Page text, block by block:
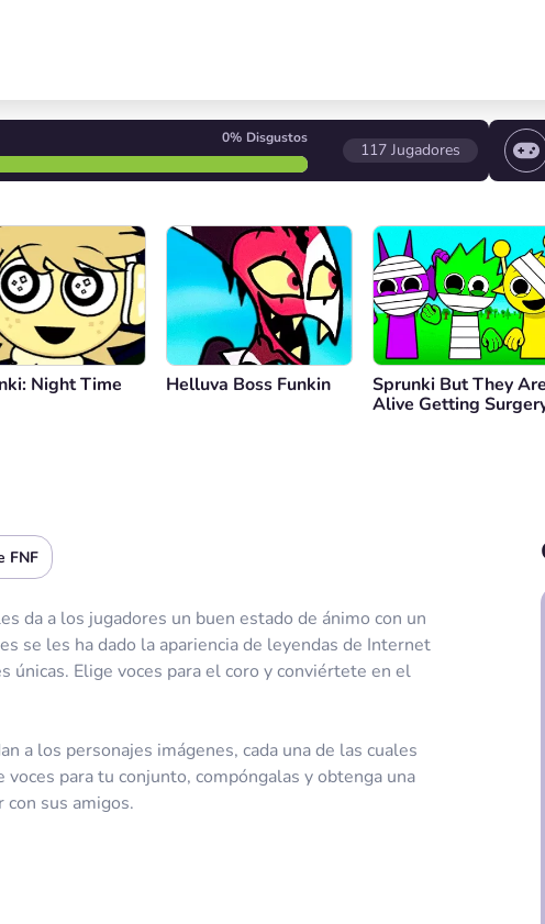
0% Disgustos
117 Jugadores
Night Time Helluva Boss Funkin
Sprunki But They Are
Alive Getting
FNF
da a los jugadores un buen estado de ánimo con un
se les ha dado la apariencia de leyendas de Internet
únicas. Elige voces para el coro y conviértete en el
a los personajes imágenes, cada una de las cuales
para tu conjunto, compóngalas y obtenga una
sus amigos.